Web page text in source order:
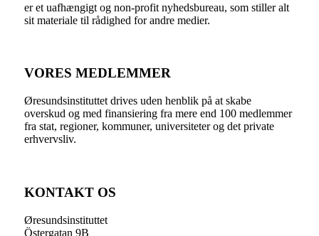
er et uafhængigt og non-profit nyhedsbureau, som stiller alt
sit materiale til rådighed for andre medier.
VORES MEDLEMMER
Øresundsinstituttet drives uden henblik på at skabe
overskud og med finansiering fra mere end 100 medlemmer
fra stat, regioner, kommuner, universiteter og det private
erhvervsliv.
KONTAKT OS
Øresundsinstituttet
Östergatan 9B